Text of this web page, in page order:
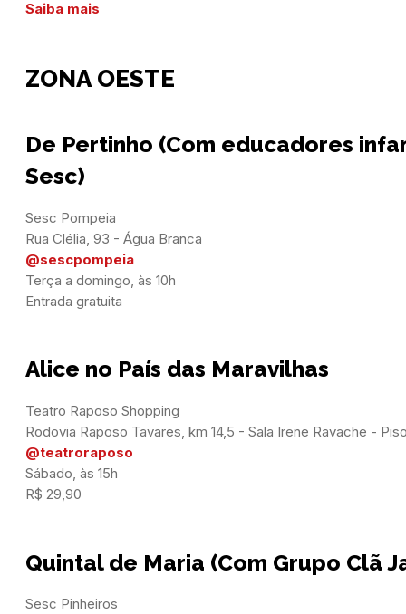
Saiba mais
ZONA OESTE
De Pertinho (Com educadores
Sesc)
Sesc Pompeia
@sescpompeia
Terça a domingo, às 10h
Entrada gratuita
Alice no País das Maravilhas
Teatro Raposo Shopping
@teatroraposo
Sábado, às 15h
R$ 29,90
Quintal de Maria (Com Grupo Clã
Sesc Pinheiros